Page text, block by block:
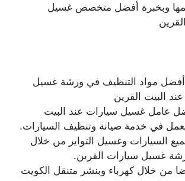
وبخبرة أفضل متخصص غسيل
أفضل مواد التنظيف في ورشة غسيل
البيت القرين
عامل غسيل سيارات عند البيت
في خدمة صيانة وتنظيف السيارات.
السيارات وغسيل التواير من خلال
غسيل سيارات القرين.
من خلال كهرباء وبنشر متنقل الكويت